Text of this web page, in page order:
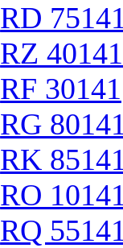
RD
RZ 40141
RF 30141
RG
RK
RO
RQ